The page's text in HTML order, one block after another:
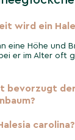
ist gut
Garten
eignet sich der
Gärten. Seine
ihn zu einem
wird ein
eine Höhe und
er im Alter oft
bevorzugt der
carolina?